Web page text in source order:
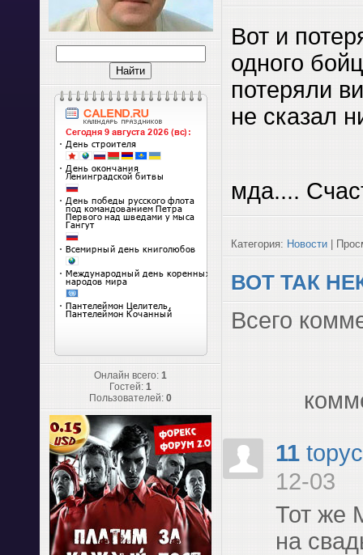
Онлайн всего: 1
Гостей: 1
Пользователей: 0
Вот и
одного
потеряли
не сказал
мда....
Категория: Новости |
ВОТ ТАК
Всего
11
12-03
Тот же
на